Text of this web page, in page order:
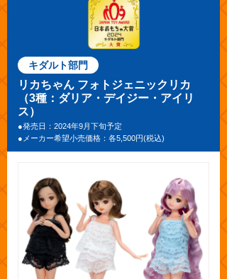
キダルト部門
リカちゃん フォトジェニックリカ
（3種：ダリア・デイジー・アイリ
ス）
●発売日：2024年9月下旬予定
●メーカー希望小売価格：各5,500円(税込)